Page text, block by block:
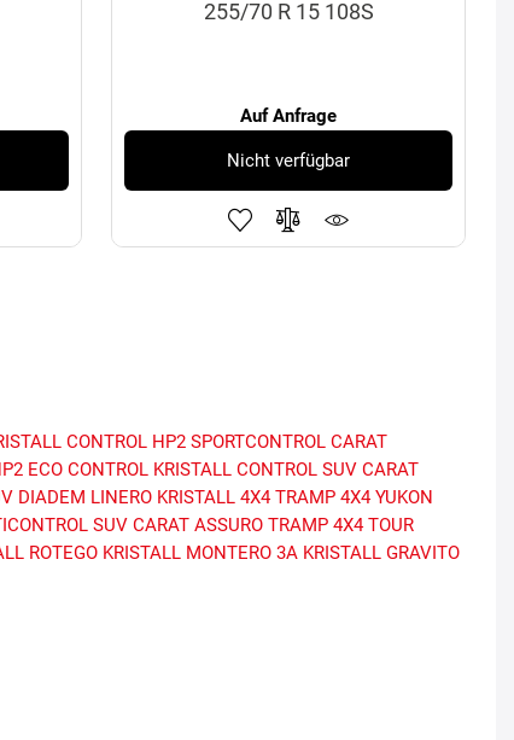
255/70 R 15 108S
Auf Anfrage
Nicht verfügbar
CONTROL HP2 SPORTCONTROL CARAT
ECO CONTROL KRISTALL CONTROL SUV CARAT
DIADEM LINERO KRISTALL 4X4 TRAMP 4X4 YUKON
SUV CARAT ASSURO TRAMP 4X4 TOUR
ROTEGO KRISTALL MONTERO 3A KRISTALL GRAVITO